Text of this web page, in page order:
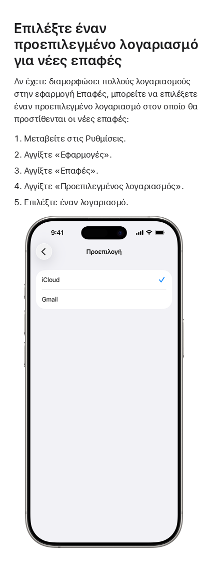
Επιλέξτε έναν
προεπιλεγμένο λογαριασμό
για νέες επαφές
Αν έχετε διαμορφώσει πολλούς λογαριασμούς
στην εφαρμογή Επαφές, μπορείτε να επιλέξετε
έναν προεπιλεγμένο λογαριασμό στον οποίο θα
προστίθενται οι νέες επαφές:
Μεταβείτε στις Ρυθμίσεις.
Αγγίξτε «Εφαρμογές».
Αγγίξτε «Επαφές».
Αγγίξτε «Προεπιλεγμένος λογαριασμός».
Επιλέξτε έναν λογαριασμό.